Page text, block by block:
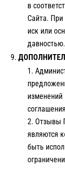
в
Сайта. При
иск или
давностью.
изменений
Отзывы
являются
быть